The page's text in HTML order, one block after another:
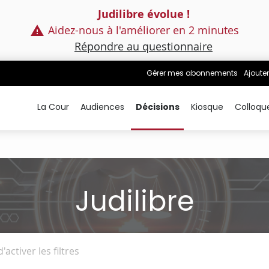
Judilibre évolue !
Aidez-nous à l'améliorer en 2 minutes
Répondre au questionnaire
Gérer mes abonnements
La Cour Audiences Décisions Kiosque
Judilibre